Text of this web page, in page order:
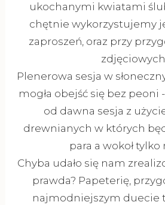
ukochanymi kwiatami
chętnie wykorzystujemy
zaproszeń, oraz przy
Plenerowa sesja w
mogła obejść się bez peoni
od dawna sesja z
drewnianych w których
para a wokoł tylko
Chyba udało się nam
prawda? Papeterię,
najmodniejszym duecie